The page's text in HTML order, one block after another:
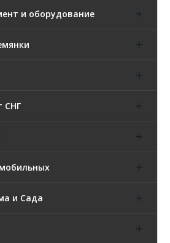
и оборудование
СНГ
и Сада